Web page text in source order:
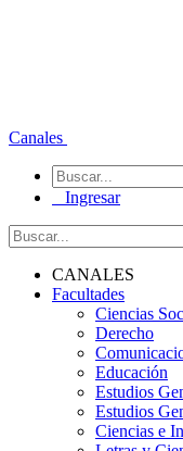
Canales
Ingresar
CANALES
Facultades
Ciencias
Derecho
Educación
Estudios
Estudios
Ciencias e